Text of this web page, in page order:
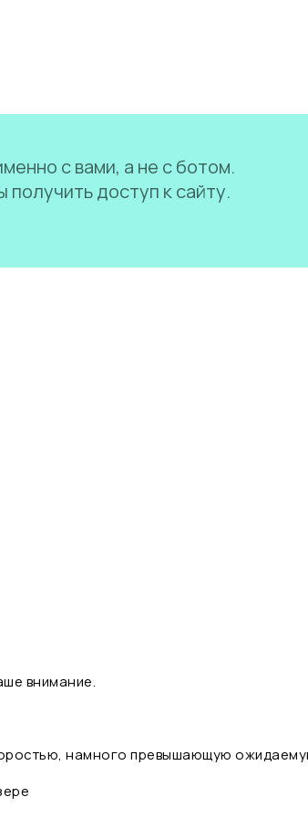
с вами, а не с ботом.
доступ к сайту.
внимание.
намного превышающую